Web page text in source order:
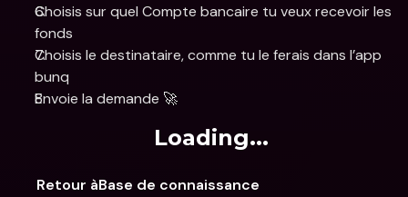
Choisis sur quel Compte bancaire tu veux recevoir les
fonds
Choisis le destinataire, comme tu le ferais dans l’app
bunq
Envoie la demande 🚀
Loading...
Retour àBase de connaissance